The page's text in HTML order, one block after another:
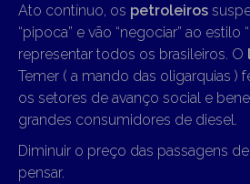
Ato contínuo, os petroleiros
“pipoca” e vão “negociar” ao estilo
representar todos os brasileiros. O
Temer ( a mando das oligarquias )
os setores de avanço social e
grandes consumidores de diesel.
Diminuir o preço das passagens
pensar.